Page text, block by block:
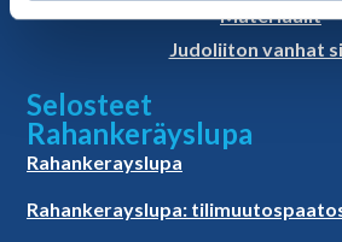
Materiaalit
Judoliiton vanhat
Selosteet
Rahankeräyslupa
Rahankerayslupa
Rahankerayslupa: